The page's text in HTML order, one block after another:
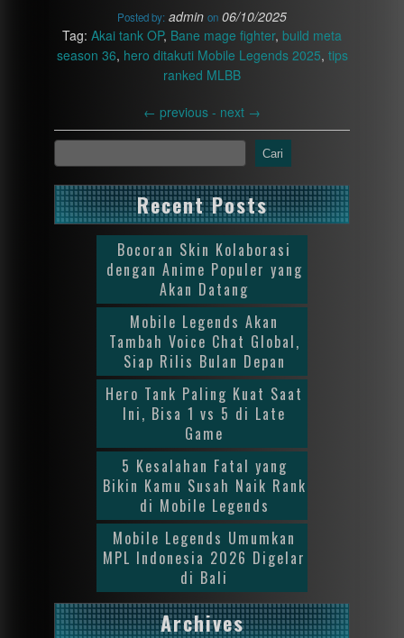
Posted by: admin on 06/10/2025
Tag: Akai tank OP, Bane mage fighter, build meta
season 36, hero ditakuti Mobile Legends 2025, tips
ranked MLBB
← previous - next →
Cari
Recent Posts
Bocoran Skin Kolaborasi
dengan Anime Populer yang
Akan Datang
Mobile Legends Akan
Tambah Voice Chat Global,
Siap Rilis Bulan Depan
Hero Tank Paling Kuat Saat
Ini, Bisa 1 vs 5 di Late
Game
5 Kesalahan Fatal yang
Bikin Kamu Susah Naik Rank
di Mobile Legends
Mobile Legends Umumkan
MPL Indonesia 2026 Digelar
di Bali
Archives